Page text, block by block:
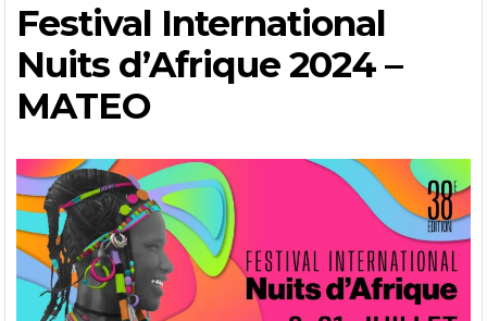
Festival International
Nuits d’Afrique 2024 –
MATEO